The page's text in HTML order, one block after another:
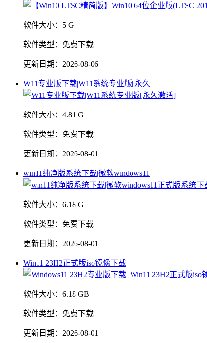
软件大小： 5 G
软件类型： 免费下载
更新日期： 2026-08-06
W11专业版下载|W11系统专业版[永久
软件大小： 4.81 G
软件类型： 免费下载
更新日期： 2026-08-01
win11纯净版系统下载|微软windows11
软件大小： 6.18 G
软件类型： 免费下载
更新日期： 2026-08-01
Win11 23H2正式版iso镜像下载
软件大小： 6.18 GB
软件类型： 免费下载
更新日期： 2026-08-01